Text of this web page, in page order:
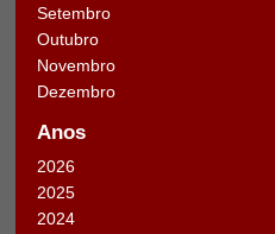
Setembro
Outubro
Novembro
Dezembro
Anos
2026
2025
2024